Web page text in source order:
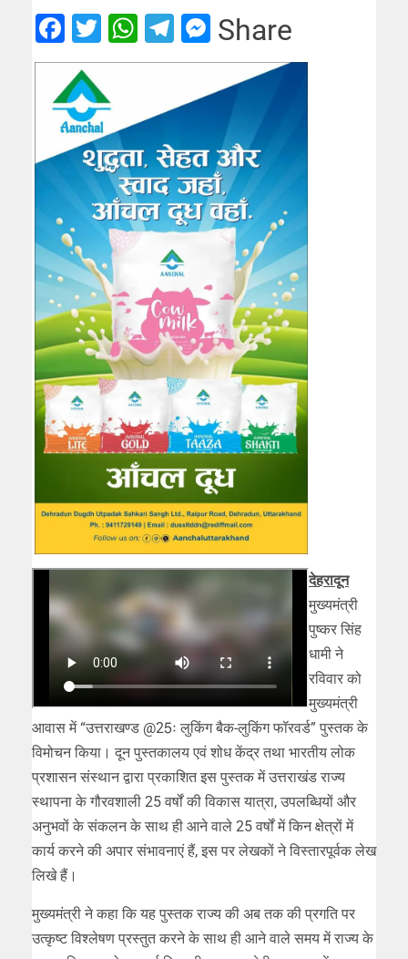
Facebook
Twitter
WhatsApp
Telegram
Messenger
Share
देहरादून
मुख्यमंत्री
पुष्कर सिंह
धामी ने
रविवार को
मुख्यमंत्री
आवास में “उत्तराखण्ड @25ः लुकिंग बैक-लुकिंग फॉरवर्ड” पुस्तक के
विमोचन किया। दून पुस्तकालय एवं शोध केंद्र तथा भारतीय लोक
प्रशासन संस्थान द्वारा प्रकाशित इस पुस्तक में उत्तराखंड राज्य
स्थापना के गौरवशाली 25 वर्षों की विकास यात्रा, उपलब्धियों और
अनुभवों के संकलन के साथ ही आने वाले 25 वर्षों में किन क्षेत्रों में
कार्य करने की अपार संभावनाएं हैं, इस पर लेखकों ने विस्तारपूर्वक लेख
लिखे हैं।
मुख्यमंत्री ने कहा कि यह पुस्तक राज्य की अब तक की प्रगति पर
उत्कृष्ट विश्लेषण प्रस्तुत करने के साथ ही आने वाले समय में राज्य के